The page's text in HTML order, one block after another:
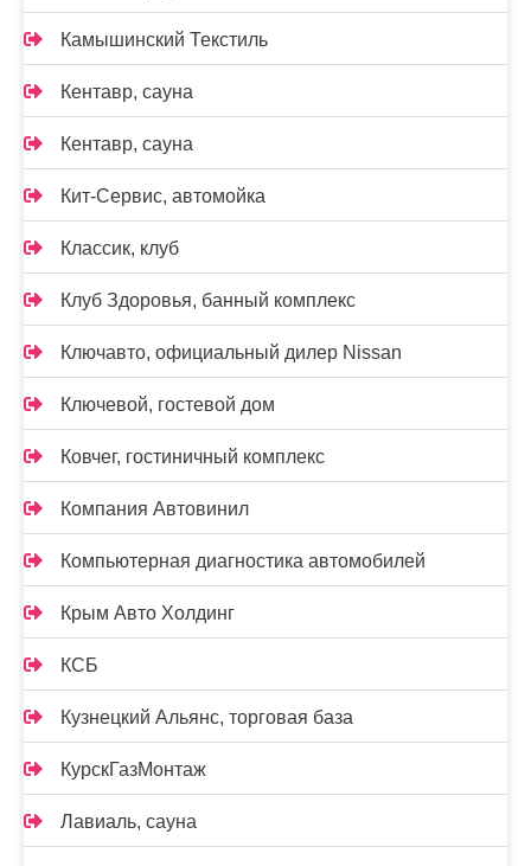
Камышинский Текстиль
Кентавр, сауна
Кентавр, сауна
Кит-Сервис, автомойка
Классик, клуб
Клуб Здоровья, банный комплекс
Ключавто, официальный дилер Nissan
Ключевой, гостевой дом
Ковчег, гостиничный комплекс
Компания Автовинил
Компьютерная диагностика автомобилей
Крым Авто Холдинг
КСБ
Кузнецкий Альянс, торговая база
КурскГазМонтаж
Лавиаль, сауна